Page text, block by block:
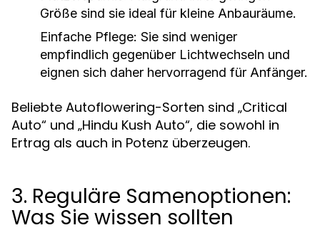
Größe sind sie ideal für kleine Anbauräume.
Einfache Pflege: Sie sind weniger
empfindlich gegenüber Lichtwechseln und
eignen sich daher hervorragend für Anfänger.
Beliebte Autoflowering-Sorten sind „Critical
Auto“ und „Hindu Kush Auto“, die sowohl in
Ertrag als auch in Potenz überzeugen.
3. Reguläre Samenoptionen:
Was Sie wissen sollten